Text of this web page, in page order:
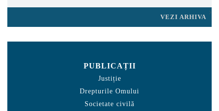
VEZI ARHIVA
PUBLICAȚII
Justiție
Drepturile Omului
Societate civilă